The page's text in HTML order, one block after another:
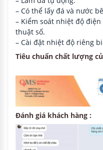
- Tiêu thụ năng lượng :
- Độ ồn: 43 dB
- Dung tích tủ lạnh: 370 l
- Số kính kệ an toàn: 4, 1
- Tủ đông dung tích: 163
- Số ngăn kéo trong
- Số kệ với kính an toàn:
- 4 kệ cửa
- Các kích thước của thiết
72,0 cm
- Công suất: 374 W